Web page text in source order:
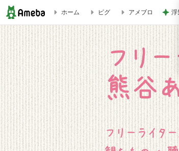
もんちゃんのことです | フリーライター 熊谷
ホーム ピグ アメブロ 浮